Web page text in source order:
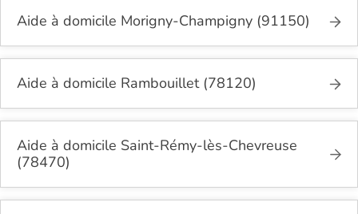
Aide à domicile Morigny-Champigny (91150)
Aide à domicile Rambouillet (78120)
Aide à domicile Saint-Rémy-lès-Chevreuse
(78470)